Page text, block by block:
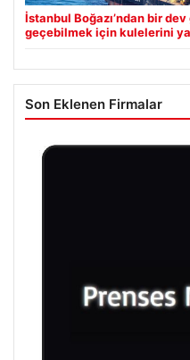
İstanbul Boğazı’ndan bir
geçebilmek için kulelerini
Son Eklenen Firmalar